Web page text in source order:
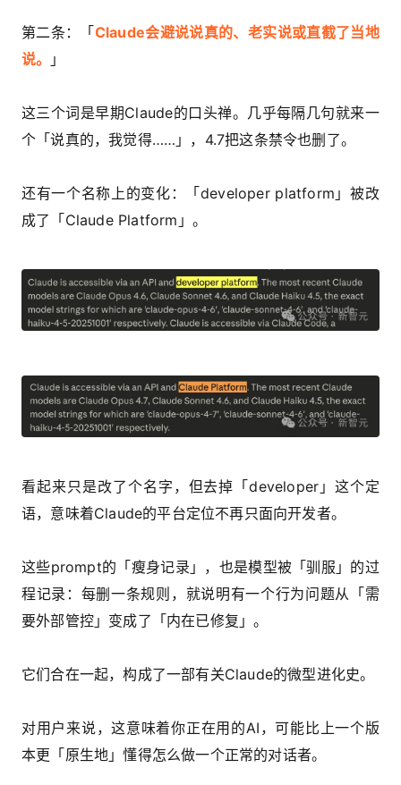
第二条：「Claude会避说说真的、老实说或直截了当地
说。
」
这三个词是早期Claude的口头禅。几乎每隔几句就来一
个「说真的，我觉得……」，4.7把这条禁令也删了。
还有一个名称上的变化：「developer platform」被改
成了「Claude Platform」。
看起来只是改了个名字，但去掉「developer」这个定
语，意味着Claude的平台定位不再只面向开发者。
这些prompt的「瘦身记录」，也是模型被「驯服」的过
程记录：每删一条规则，就说明有一个行为问题从「需
要外部管控」变成了「内在已修复」。
它们合在一起，构成了一部有关Claude的微型进化史。
对用户来说，这意味着你正在用的AI，可能比上一个版
本更「原生地」懂得怎么做一个正常的对话者。